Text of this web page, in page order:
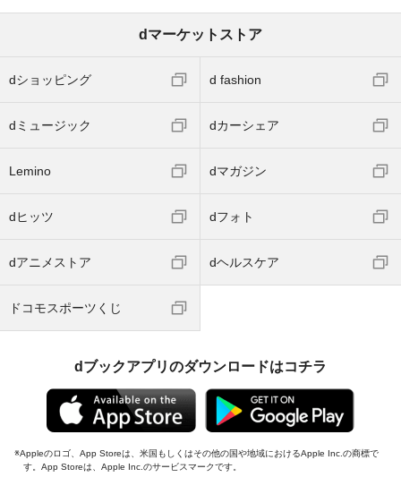
dマーケットストア
dショッピング d fashion
dミュージック dカーシェア
Lemino dマガジン
dヒッツ dフォト
dアニメストア dヘルスケア
ドコモスポーツくじ
dブックアプリのダウンロードはコチラ
Appleのロゴ、App Storeは、米国もしくはその他の国や地域におけるApple Inc.の商標で
す。App Storeは、Apple Inc.のサービスマークです。